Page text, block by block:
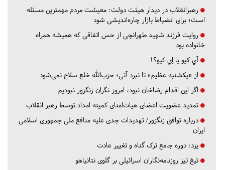
رهبرانقلاب در دیدار هیئت دولت: معیشت مردم مهمترین مسئله
است؛ برای انضباط بازار چاره‌اندیشی شود
روایت فرزند شهید طهرانچی از حس اتفاقی که همیشه همراه
خانواده بود
آي كيو يا اِي كيو؟!
از «یکشنبه عظیم» تا نبرد آتی؛ حزب‌الله خلع سلاح نمی‌شود
اگر این اقدام رضاخان نبود، امروز نگران زنگزور نبودیم
تمدید عضویت اعضای هیات‌امنای کمیته امداد توسط رهبر انقلاب
درباره توافق زنگزور/ تهدیدات جدی علیه منافع ملی جمهوری اسلامی
ایران
یزد: دوره جامع ترک گناه و تغییر عادت
تیغ تیز روزنامه‌نگاران اسرائیلی بر گلوی نتانیاهو